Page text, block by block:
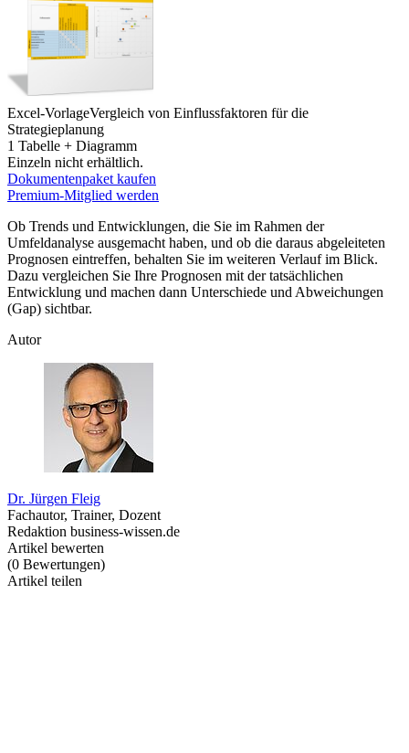
Excel-VorlageVergleich von Einflussfaktoren für die
Strategieplanung
1 Tabelle + Diagramm
Einzeln nicht erhältlich.
Dokumentenpaket kaufen
Premium-Mitglied werden
Ob Trends und Entwicklungen, die Sie im Rahmen der
Umfeldanalyse ausgemacht haben, und ob die daraus abgeleiteten
Prognosen eintreffen, behalten Sie im weiteren Verlauf im Blick.
Dazu vergleichen Sie Ihre Prognosen mit der tatsächlichen
Entwicklung und machen dann Unterschiede und Abweichungen
(Gap) sichtbar.
Autor
Dr. Jürgen Fleig
Fachautor, Trainer, Dozent
Redaktion business-wissen.de
Artikel bewerten
(0 Bewertungen)
Artikel teilen